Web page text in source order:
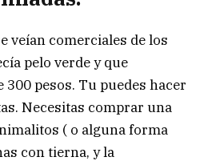
veían comerciales de los
pelo verde y que
300 pesos. Tu puedes hacer
Necesitas comprar una
( o alguna forma
con tierna, y la